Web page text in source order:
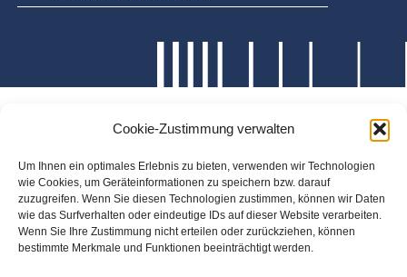
Cookie-Zustimmung verwalten
Um Ihnen ein optimales Erlebnis zu bieten, verwenden wir Technologien
wie Cookies, um Geräteinformationen zu speichern bzw. darauf
zuzugreifen. Wenn Sie diesen Technologien zustimmen, können wir Daten
wie das Surfverhalten oder eindeutige IDs auf dieser Website verarbeiten.
Wenn Sie Ihre Zustimmung nicht erteilen oder zurückziehen, können
bestimmte Merkmale und Funktionen beeinträchtigt werden.